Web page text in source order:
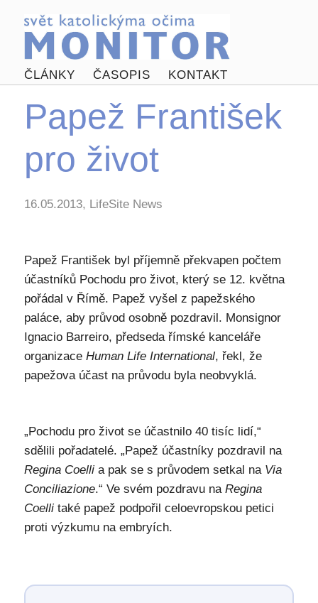
ČLÁNKY ČASOPIS KONTAKT
Papež František
pro život
16.05.2013, LifeSite News
Papež František byl příjemně překvapen počtem
účastníků Pochodu pro život, který se 12. května
pořádal v Římě. Papež vyšel z papežského
paláce, aby průvod osobně pozdravil. Monsignor
Ignacio Barreiro, předseda římské kanceláře
organizace Human Life International, řekl, že
papežova účast na průvodu byla neobvyklá.
„Pochodu pro život se účastnilo 40 tisíc lidí,“
sdělili pořadatelé. „Papež účastníky pozdravil na
Regina Coellia pak se s průvodem setkal na Via
Conciliazione.“ Ve svém pozdravu na Regina
Coellitaké papež podpořil celoevropskou petici
proti výzkumu na embryích.